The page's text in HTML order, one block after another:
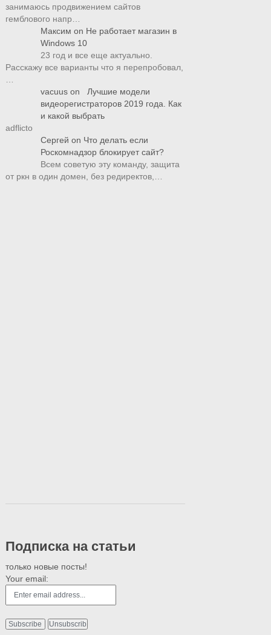
занимаюсь продвижением сайтов
гемблового напр…
Максим on Не работает магазин в
Windows 10
23 год и все еще актуально.
Расскажу все варианты что я перепробовал,
vacuus on
Лучшие модели
видеорегистраторов 2019 года. Как
и какой выбрать
adflicto
Сергей on Что делать если
Роскомнадзор блокирует сайт?
Всем советую эту команду, защита
от ркн в один домен, без редиректов,…
Подписка на статьи
только новые посты!
Your email: